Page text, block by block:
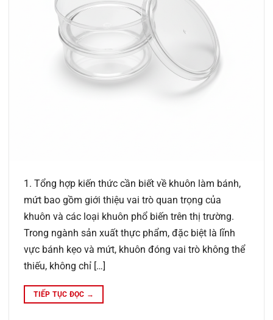
1. Tổng hợp kiến thức cần biết về khuôn làm bánh,
mứt bao gồm giới thiệu vai trò quan trọng của
khuôn và các loại khuôn phổ biến trên thị trường.
Trong ngành sản xuất thực phẩm, đặc biệt là lĩnh
vực bánh kẹo và mứt, khuôn đóng vai trò không thể
thiếu, không chỉ […]
TIẾP TỤC ĐỌC →